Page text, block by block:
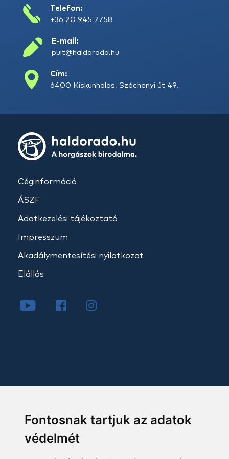
Fontosnak tartjuk az adatok
védelmét
Telefon:
+36 20 945 7758
E-mail:
pult@haldorado.hu
Cím:
6400 Kiskunhalas, Széchenyi út 49.
Céginformáció
ÁSZF
Adatkezelési tájékoztató
Impresszum
Akadálymentesítési nyilatkozat
Elállás